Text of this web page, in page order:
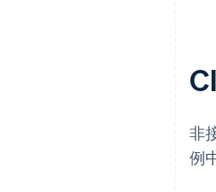
非
例